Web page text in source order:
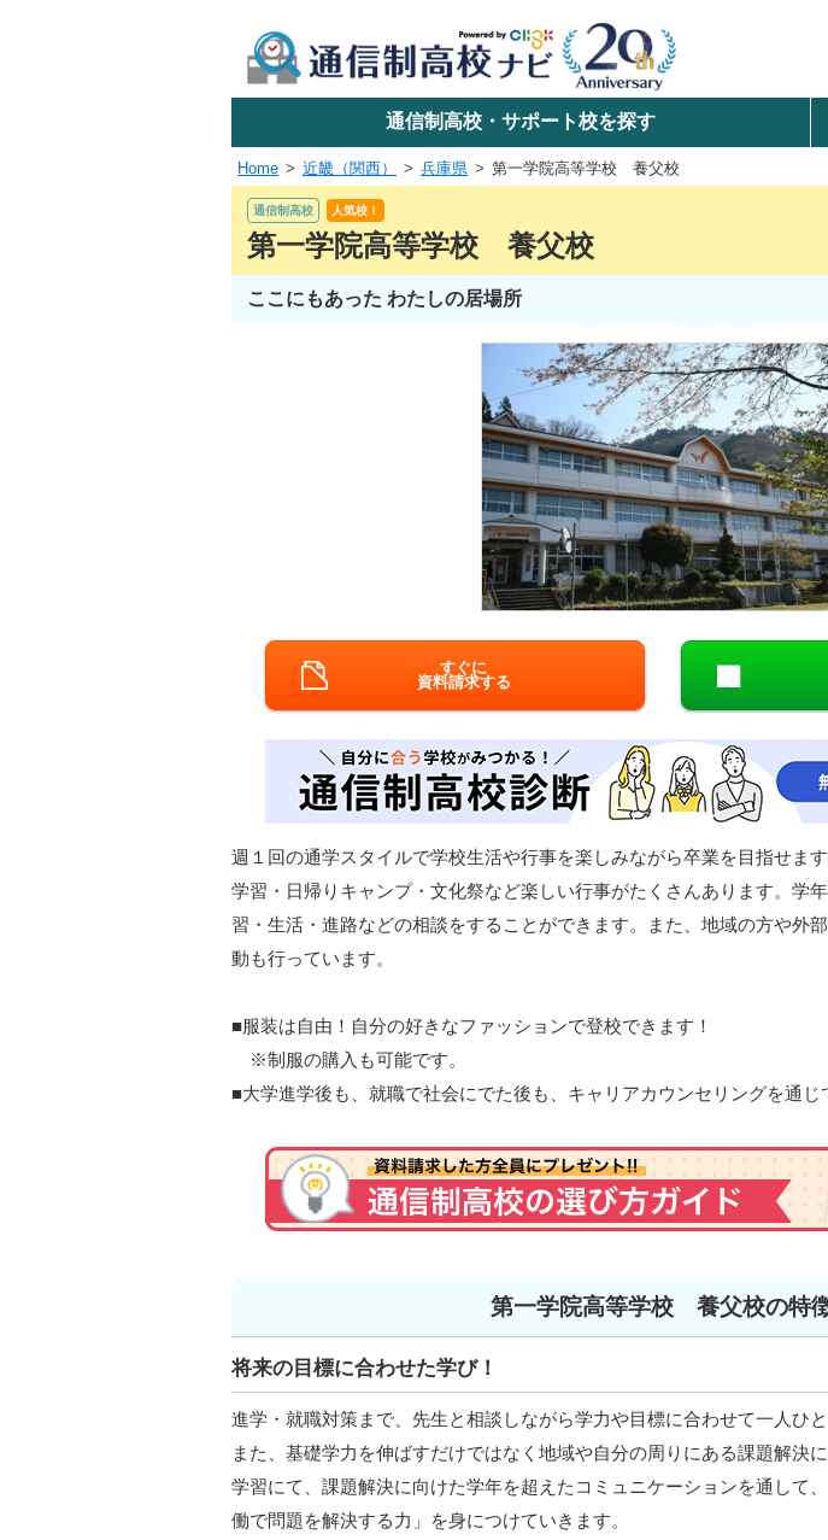
学校名で探す
閉
通信制高校・サポート校を探す
Home 近畿（関西） 兵庫県 第一学院高等学校 養父校
通信制高校 人気校！
第一学院高等学校 養父校
ここにもあった わたしの居場所
すぐに
資料請求する
週１回の通学スタイルで学校生活や行事を楽しみながら卒業を目指せま
学習・日帰りキャンプ・文化祭など楽しい行事がたくさんあります。学
習・生活・進路などの相談をすることができます。また、地域の方や外
動も行っています。
■服装は自由！自分の好きなファッションで登校できます！
※制服の購入も可能です。
■大学進学後も、就職で社会にでた後も、キャリアカウンセリングを通じ
第一学院高等学校 養父校の特
将来の目標に合わせた学び！
進学・就職対策まで、先生と相談しながら学力や目標に合わせて一人ひ
また、基礎学力を伸ばすだけではなく地域や自分の周りにある課題解決
学習にて、課題解決に向けた学年を超えたコミュニケーションを通して
働で問題を解決する力」を身につけていきます。